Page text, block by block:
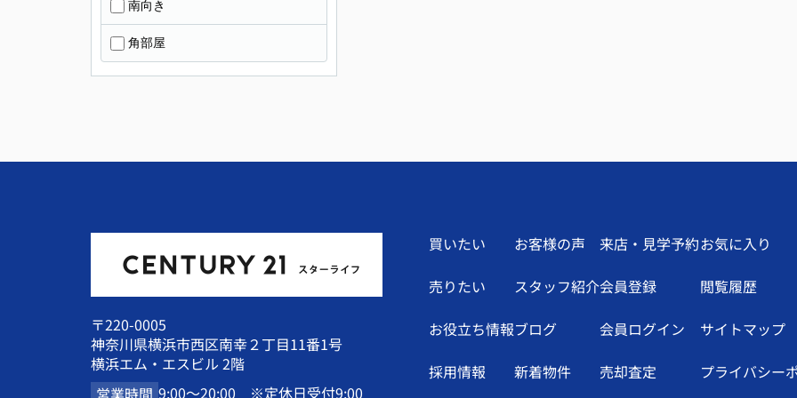
南向き
角部屋
〒220-0005
神奈川県横浜市西区南幸２丁目11番1号
横浜エム・エスビル 2階
営業時間 9:00～20:00 ※定休日受付9:00
買いたい
売りたい
お役立ち情報
採用情報
お客様の声
スタッフ紹介
ブログ
新着物件
来店・見学予約
会員登録
会員ログイン
売却査定
お気に入り
閲覧履歴
サイトマップ
プライバシー